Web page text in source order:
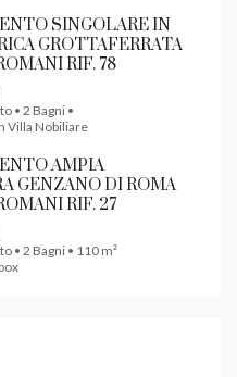
SINGOLARE IN
GROTTAFERRATA
RIF. 78
• 2 Bagni •
Villa Nobiliare
AMPIA
GENZANO DI ROMA
RIF. 27
• 2 Bagni • 110 m²